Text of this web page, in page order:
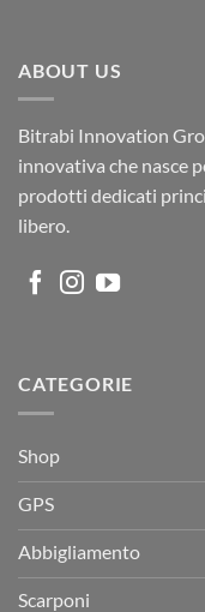
ABOUT US
Bitrabi Innovation
innovativa che nasce
prodotti dedicati
libero.
CATEGORIE
Shop
GPS
Abbigliamento
Scarponi